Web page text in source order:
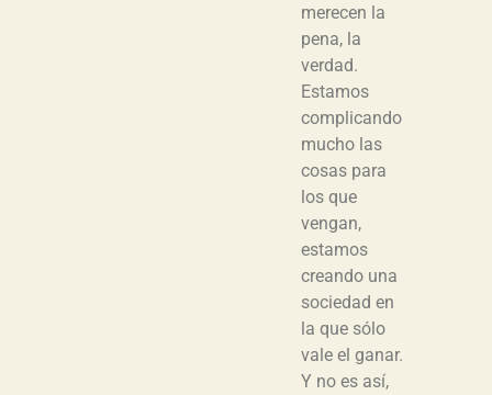
merecen la
pena, la
verdad.
Estamos
complicando
mucho las
cosas para
los que
vengan,
estamos
creando una
sociedad en
la que sólo
vale el ganar.
Y no es así,